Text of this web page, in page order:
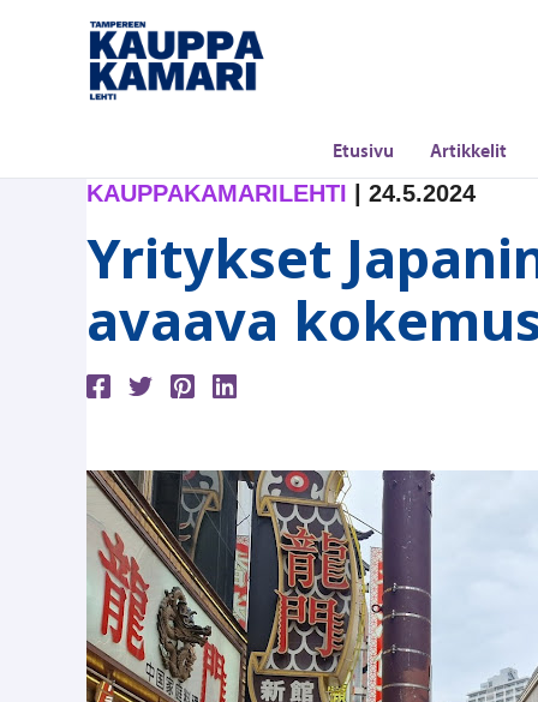
Etusivu Artikkelit
KAUPPAKAMARILEHTI | 24.5.2024
Yritykset
avaava